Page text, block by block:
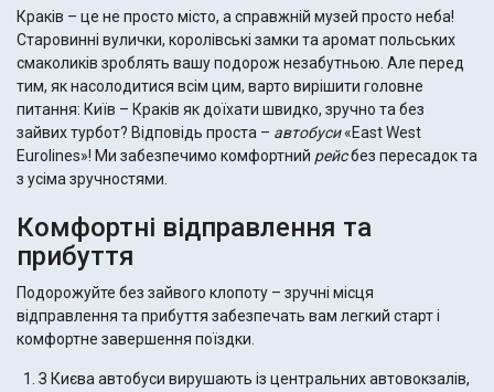
Краків – це не просто місто, а справжній музей просто неба!
Старовинні вулички, королівські замки та аромат польських
смаколиків зроблять вашу подорож незабутньою. Але перед
тим, як насолодитися всім цим, варто вирішити головне
питання: Київ – Краків як доїхати швидко, зручно та без
зайвих турбот? Відповідь проста – автобуси«East West
Eurolines»! Ми забезпечимо комфортний рейсбез пересадок та
з усіма зручностями.
Комфортні відправлення та
прибуття
Подорожуйте без зайвого клопоту – зручні місця
відправлення та прибуття забезпечать вам легкий старт і
комфортне завершення поїздки.
З Києва автобуси вирушають із центральних автовокзалів,